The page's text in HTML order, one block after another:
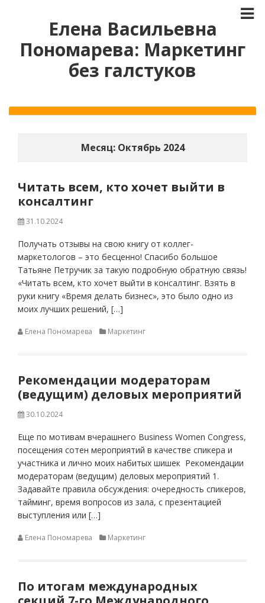
Елена Васильевна
Пономарева: Маркетинг
без галстуков
Месяц: Октябрь 2024
Читать всем, кто хочет выйти в
консалтинг
31.10.2024
Получать отзывы на свою книгу от коллег-
маркетологов – это бесценно! Спасибо большое
Татьяне Петручик за такую подробную обратную связь!
«Читать всем, кто хочет выйти в консалтинг. Взять в
руки книгу «Время делать бизнес», это было одно из
моих лучших решений, […]
Елена Пономарева Маркетинг
Рекомендации модераторам
(ведущим) деловых мероприятий
30.10.2024
Еще по мотивам вчерашнего Business Women Congress,
посещения сотен мероприятий в качестве спикера и
участника и лично моих набитых шишек Рекомендации
модераторам (ведущим) деловых мероприятий 1.
Задавайте правила обсуждения: очередность спикеров,
тайминг, время вопросов из зала, с презентацией
выступления или […]
Елена Пономарева Маркетинг
По итогам международных